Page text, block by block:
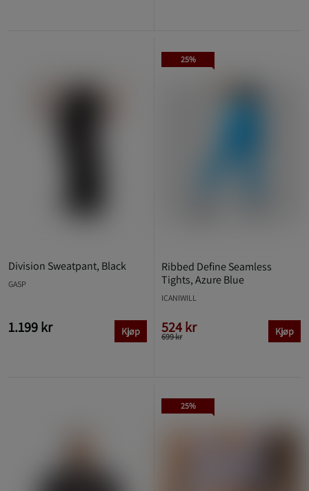
Division Sweatpant, Black
GASP
1.199 kr Kjøp
25%
Ribbed Define Seamless
Tights, Azure Blue
ICANIWILL
524 kr
699 kr Kjøp
25%